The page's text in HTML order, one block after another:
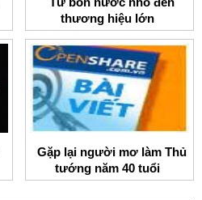
thương hiệu lớn
Gặp lại người mơ làm Thủ
tướng năm 40 tuổi